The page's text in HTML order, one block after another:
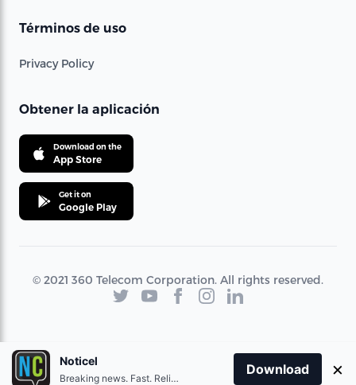
Términos de uso
Privacy Policy
Obtener la aplicación
Download on the
App Store
Get it on
Google Play
© 2021 360 Telecom Corporation. All rights reserved.
Noticel
Breaking news. Fast. Reliable.
Download ×